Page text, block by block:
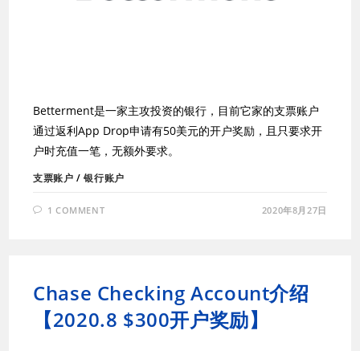
Betterment是一家主攻投资的银行，目前它家的支票账户
通过返利App Drop申请有50美元的开户奖励，且只要求开
户时充值一笔，无额外要求。
支票账户 /银行账户
1 COMMENT 2020年8月27日
Chase Checking Account介绍
【2020.8 $300开户奖励】